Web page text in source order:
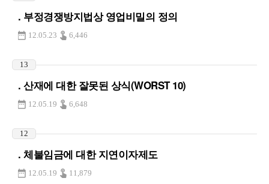
. 부정경쟁방지법상 영업비밀의 정의
12.05.23 6,446
13
. 산재에 대한 잘못된 상식(WORST 10)
12.05.19 6,648
12
. 체불임금에 대한 지연이자제도
12.05.19 11,879